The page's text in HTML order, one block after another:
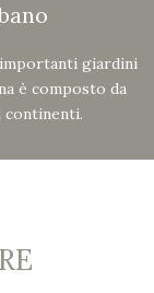
giardini
è composto da